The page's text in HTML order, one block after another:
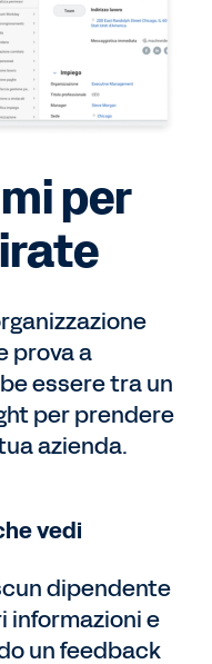
per
prova a
essere tra un
per prendere
azienda.
vedi
dipendente
informazioni e
un feedback